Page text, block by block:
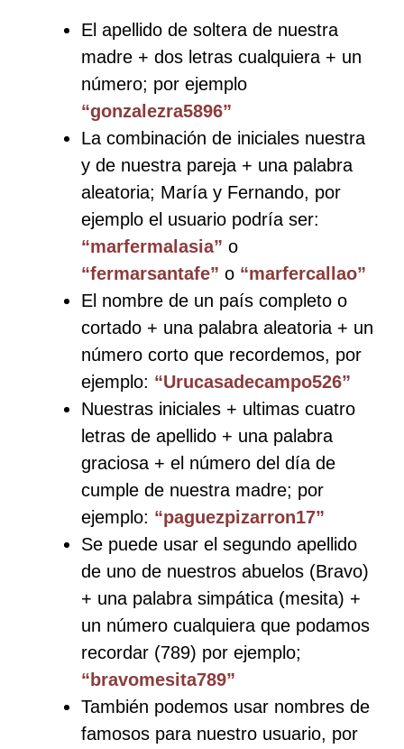
El apellido de soltera de nuestra
madre + dos letras cualquiera + un
número; por ejemplo
“gonzalezra5896”
La combinación de iniciales nuestra
y de nuestra pareja + una palabra
aleatoria; María y Fernando, por
ejemplo el usuario podría ser:
“marfermalasia” o
“fermarsantafe” o “marfercallao”
El nombre de un país completo o
cortado + una palabra aleatoria + un
número corto que recordemos, por
ejemplo: “Urucasadecampo526”
Nuestras iniciales + ultimas cuatro
letras de apellido + una palabra
graciosa + el número del día de
cumple de nuestra madre; por
ejemplo: “paguezpizarron17”
Se puede usar el segundo apellido
de uno de nuestros abuelos (Bravo)
+ una palabra simpática (mesita) +
un número cualquiera que podamos
recordar (789) por ejemplo;
“bravomesita789”
También podemos usar nombres de
famosos para nuestro usuario, por